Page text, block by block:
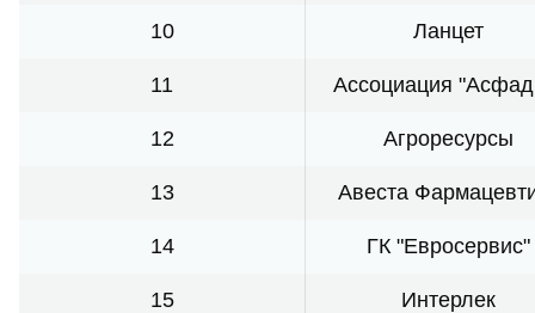
10 Ланцет
11 Ассоциация
12 Агроресурсы
13 Авеста
14 ГК "Евросервис"
15 Интерлек